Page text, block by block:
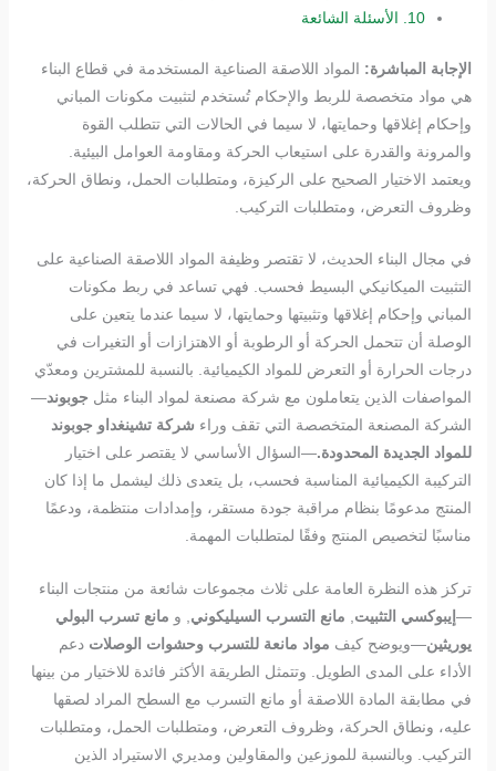
10.
الأسئلة الشائعة
الإجابة المباشرة: المواد اللاصقة الصناعية المستخدمة في قطاع البناء
هي مواد متخصصة للربط والإحكام تُستخدم لتثبيت مكونات المباني
وإحكام إغلاقها وحمايتها، لا سيما في الحالات التي تتطلب القوة
والمرونة والقدرة على استيعاب الحركة ومقاومة العوامل البيئية.
ويعتمد الاختيار الصحيح على الركيزة، ومتطلبات الحمل، ونطاق الحركة،
وظروف التعرض، ومتطلبات التركيب.
في مجال البناء الحديث، لا تقتصر وظيفة المواد اللاصقة الصناعية على
التثبيت الميكانيكي البسيط فحسب. فهي تساعد في ربط مكونات
المباني وإحكام إغلاقها وتثبيتها وحمايتها، لا سيما عندما يتعين على
الوصلة أن تتحمل الحركة أو الرطوبة أو الاهتزازات أو التغيرات في
درجات الحرارة أو التعرض للمواد الكيميائية. بالنسبة للمشترين ومعدّي
المواصفات الذين يتعاملون مع شركة مصنعة لمواد البناء مثل جوبوند—
الشركة المصنعة المتخصصة التي تقف وراء شركة تشينغداو جوبوند
للمواد الجديدة المحدودة.—السؤال الأساسي لا يقتصر على اختيار
التركيبة الكيميائية المناسبة فحسب، بل يتعدى ذلك ليشمل ما إذا كان
المنتج مدعومًا بنظام مراقبة جودة مستقر، وإمدادات منتظمة، ودعمًا
مناسبًا لتخصيص المنتج وفقًا لمتطلبات المهمة.
تركز هذه النظرة العامة على ثلاث مجموعات شائعة من منتجات البناء
—إيبوكسي التثبيت مانع التسرب السيليكوني , و مانع تسرب البولي
يوريثين—ويوضح كيف مواد مانعة للتسرب وحشوات الوصلات دعم
الأداء على المدى الطويل. وتتمثل الطريقة الأكثر فائدة للاختيار من بينها
في مطابقة المادة اللاصقة أو مانع التسرب مع السطح المراد لصقها
عليه، ونطاق الحركة، وظروف التعرض، ومتطلبات الحمل، ومتطلبات
التركيب. وبالنسبة للموزعين والمقاولين ومديري الاستيراد الذين